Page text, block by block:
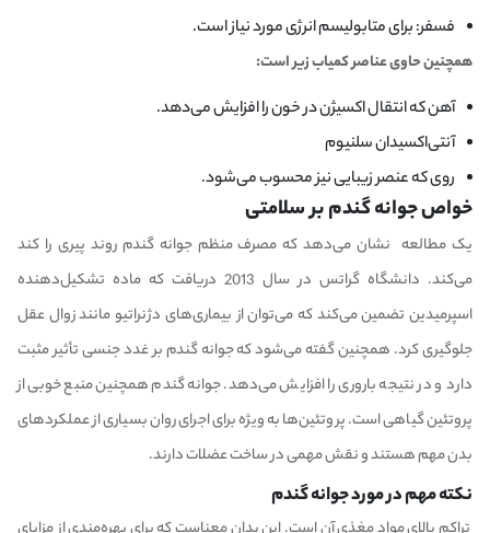
فسفر: برای متابولیسم انرژی مورد نیاز است.
همچنین حاوی عناصر کمیاب زیر است:
آهن که انتقال اکسیژن در خون را افزایش می‌دهد.
آنتی‌اکسیدان سلنیوم
روی که عنصر زیبایی نیز محسوب می‌شود.
خواص جوانه گندم بر سلامتی
یک مطالعه نشان می‌دهد که مصرف منظم جوانه گندم روند پیری را کند
می‌کند. دانشگاه گراتس در سال 2013 دریافت که ماده تشکیل‌دهنده
اسپرمیدین تضمین می‌کند که می‌توان از بیماری‌های دژنراتیو مانند زوال عقل
جلوگیری کرد. همچنین گفته می‌شود که جوانه گندم بر غدد جنسی تأثیر مثبت
دارد و در نتیجه باروری را افزایش می‌دهد. جوانه گندم همچنین منبع خوبی از
پروتئین گیاهی است. پروتئین‌ها به ویژه برای اجرای روان بسیاری از عملکردهای
بدن مهم هستند و نقش مهمی در ساخت عضلات دارند.
نکته مهم در مورد جوانه گندم